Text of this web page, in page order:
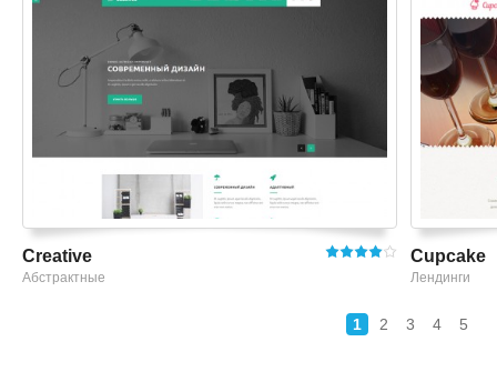
Creative
Абстрактные
Cupcake
Лендинги
1 2 3 4 5